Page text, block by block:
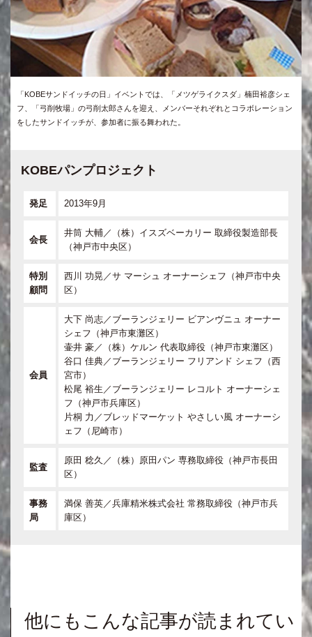
「KOBEサンドイッチの日」イベントでは、「メツゲライクスダ」楠田裕彦シェ
フ、「弓削牧場」の弓削太郎さんを迎え、メンバーそれぞれとコラボレーション
をしたサンドイッチが、参加者に振る舞われた。
KOBEパンプロジェクト
発足 2013年9月
会長
井筒 大輔／（株）イスズベーカリー 取締役製造部長
（神戸市中央区）
特別
顧問
西川 功晃／サ マーシュ オーナーシェフ（神戸市中央
区）
会員
大下 尚志／ブーランジェリー ビアンヴニュ オーナー
シェフ（神戸市東灘区）
壷井 豪／（株）ケルン 代表取締役（神戸市東灘区）
谷口 佳典／ブーランジェリー フリアンド シェフ（西
宮市）
松尾 裕生／ブーランジェリー レコルト オーナーシェ
フ（神戸市兵庫区）
片桐 力／ブレッドマーケット やさしい風 オーナーシ
ェフ（尼崎市）
監査
原田 稔久／（株）原田パン 専務取締役（神戸市長田
区）
事務
局
満保 善英／兵庫精米株式会社 常務取締役（神戸市兵
庫区）
他にもこんな記事が読まれてい